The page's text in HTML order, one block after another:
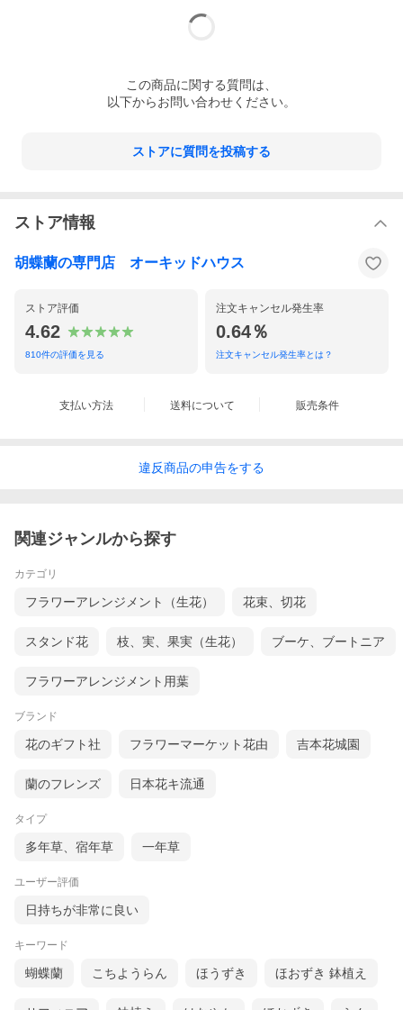
この商品に関する質問は、
以下からお問い合わせください。
ストアに質問を投稿する
ストア情報
胡蝶蘭の専門店 オーキッドハウス
ストア評価
4.62
810件の評価を見る
注文キャンセル発生率
0.64％
注文キャンセル発生率とは？
支払い方法 送料について 販売条件
違反商品の申告をする
関連ジャンルから探す
カテゴリ
フラワーアレンジメント（生花） 花束、切花
スタンド花 枝、実、果実（生花） ブーケ、ブートニア
フラワーアレンジメント用葉
ブランド
花のギフト社 フラワーマーケット花由 吉本花城園
蘭のフレンズ 日本花キ流通
タイプ
多年草、宿年草 一年草
ユーザー評価
日持ちが非常に良い
キーワード
蝴蝶蘭 こちようらん ほうずき ほおずき 鉢植え